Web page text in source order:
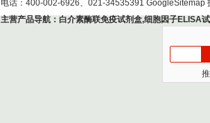
电话：400-002-6926、021-34535391 GoogleSitemap
主营产品导航： 白介素酶联免疫试剂盒,细胞因子ELISA